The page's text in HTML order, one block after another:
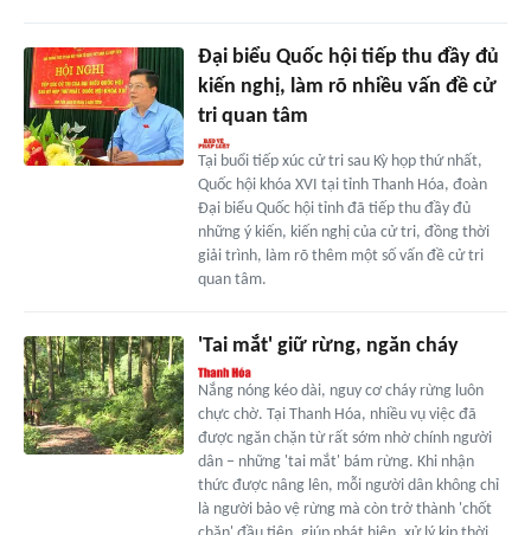
Đại biểu Quốc hội tiếp thu đầy đủ
kiến nghị, làm rõ nhiều vấn đề cử
tri quan tâm
Tại buổi tiếp xúc cử tri sau Kỳ họp thứ nhất,
Quốc hội khóa XVI tại tỉnh Thanh Hóa, đoàn
Đại biểu Quốc hội tỉnh đã tiếp thu đầy đủ
những ý kiến, kiến nghị của cử tri, đồng thời
giải trình, làm rõ thêm một số vấn đề cử tri
quan tâm.
'Tai mắt' giữ rừng, ngăn cháy
Nắng nóng kéo dài, nguy cơ cháy rừng luôn
chực chờ. Tại Thanh Hóa, nhiều vụ việc đã
được ngăn chặn từ rất sớm nhờ chính người
dân – những 'tai mắt' bám rừng. Khi nhận
thức được nâng lên, mỗi người dân không chỉ
là người bảo vệ rừng mà còn trở thành 'chốt